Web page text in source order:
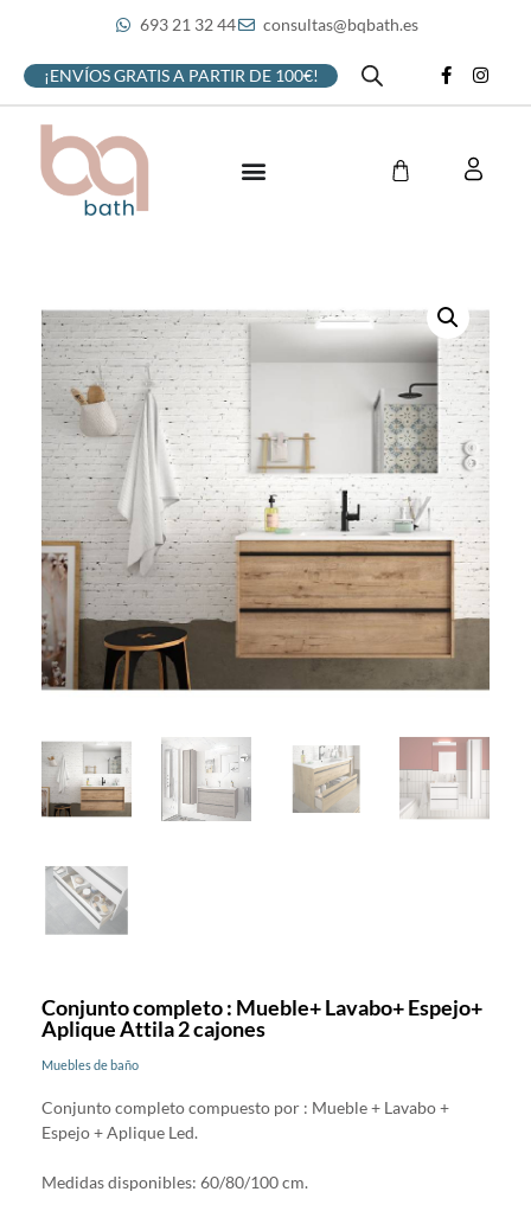
693 21 32 44 consultas@bqbath.es
¡ENVÍOS GRATIS A PARTIR DE 100€!
Conjunto completo : Mueble+ Lavabo+ Espejo+
Aplique Attila 2 cajones
Muebles de baño
Conjunto completo compuesto por : Mueble + Lavabo +
Espejo + Aplique Led.
Medidas disponibles: 60/80/100 cm.